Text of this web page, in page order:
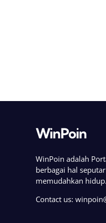
WinPoin
WinPoin adalah
berbagai hal
memudahkan
Contact us: